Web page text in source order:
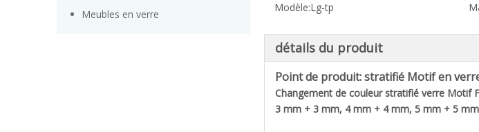
Meubles en verre
Modèle:Lg-tp
détails du produit
Point de produit: stratifié Motif en
Changement de couleur stratifié verre Motif
3 mm + 3 mm, 4 mm + 4 mm, 5 mm + 5